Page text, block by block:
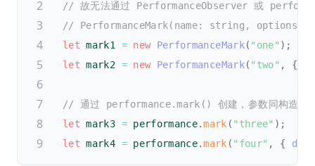
// 故无法通过 PerformanceObserver 或
// PerformanceMark(name: string,
let mark1 = new PerformanceMark( "one" ) ;
let mark2 = new PerformanceMark( "two" , {
// 通过 performance.mark() 创建，参数同构造函数
let mark3 = performance.mark ( "three" ) ;
let mark4 = performance.mark ( "four" , {